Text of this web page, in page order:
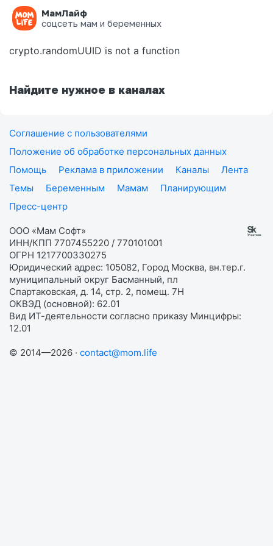
МамЛайф
соцсеть мам и беременных
Ошибка на странице
crypto.randomUUID is not a function
Найдите нужное в каналах
Соглашение с пользователями
Положение об обработке персональных данных
Помощь
Реклама в приложении Каналы
Лента
Темы
Беременным Мамам
Планирующим
Пресс-центр
ООО «Мам Софт»
ИНН/КПП 7707455220 / 770101001
ОГРН 1217700330275
Юридический адрес: 105082, Город Москва, вн.тер.г.
муниципальный округ Басманный, пл
Спартаковская, д. 14, стр. 2, помещ. 7Н
ОКВЭД (основной): 62.01
Вид ИТ-деятельности согласно приказу Минцифры:
12.01
© 2014—2026 · contact@mom.life